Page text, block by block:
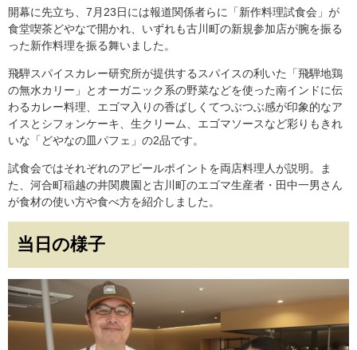
開幕に先立ち、7月23日には報道関係者らに「新作料理試食会」が
食堂喫茶どやなで開かれ、いずれも古川町の新規参加店が腕を振る
った新作料理を振る舞いました。
飛騨スパイスカレー研究所が提供するスパイスの利いた「飛騨地鶏
の無水カリー」とオーガニック系の野菜などを使った南インドに伝
わるカレー料理、エゴマ入りの香ばしくてつぶつぶ感が印象的なア
イスとシフォンケーキ、生クリーム、エゴマソースなど彩りもきれ
いな「どやなの皿パフェ」の2品です。
試食会ではそれぞれのアピールポイントを両店料理人が説明。ま
た、河合町稲越の井関農園と古川町のエゴマ生産者・田中一男さん
が食材の使い方や食べ方を紹介しました。
当日の様子